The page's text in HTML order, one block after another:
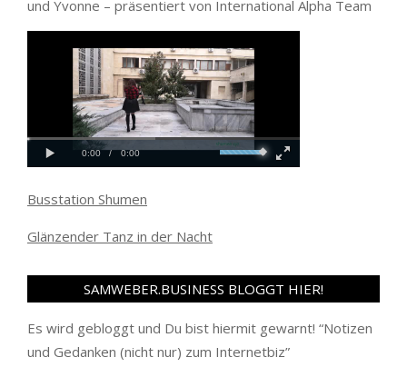
und Yvonne – präsentiert von International Alpha Team
Busstation Shumen
Glänzender Tanz in der Nacht
SAMWEBER.BUSINESS BLOGGT HIER!
Es wird gebloggt und Du bist hiermit gewarnt! “Notizen
und Gedanken (nicht nur) zum Internetbiz”